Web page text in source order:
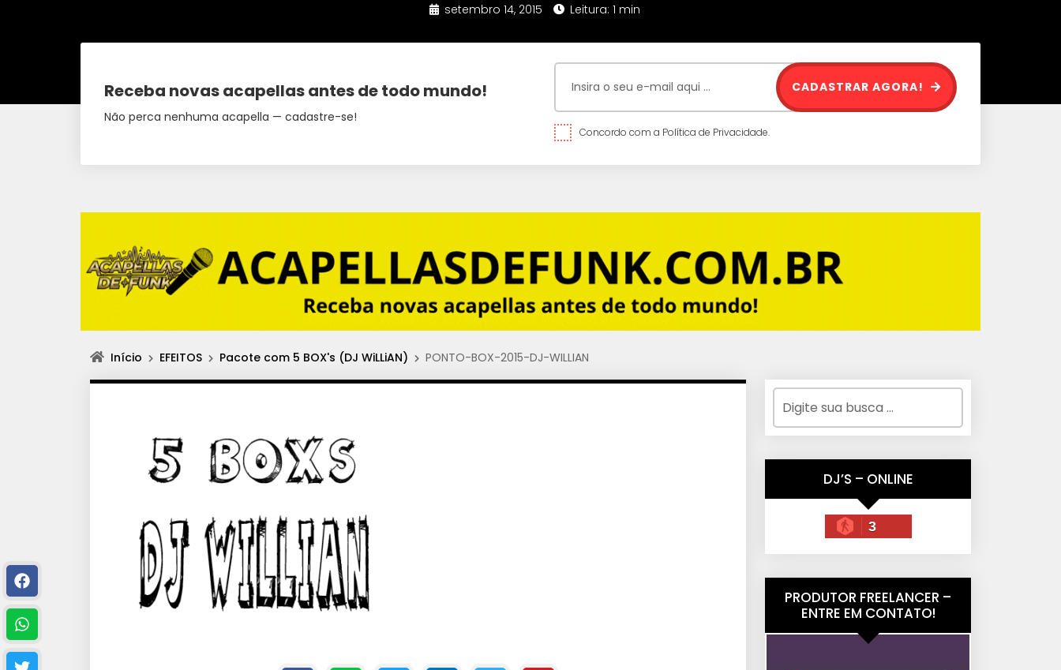
setembro 14, 2015 Leitura: 1 min
Receba novas acapellas antes de todo mundo!
Não perca nenhuma acapella — cadastre-se!
Concordo com a Política de Privacidade.
CADASTRAR AGORA!
Início EFEITOS Pacote com 5 BOX's (DJ WiLLiAN) PONTO-BOX-2015-DJ-WILLIAN
DJ’S – ONLINE
3
PRODUTOR FREELANCER –
ENTRE EM CONTATO!